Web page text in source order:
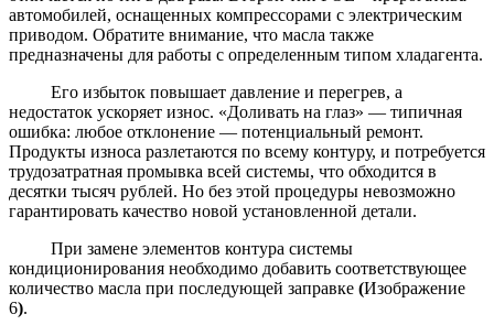
автомобилей, оснащенных компрессорами с электрическим
приводом. Обратите внимание, что масла также
предназначены для работы с определенным типом хладагента.
Его избыток повышает давление и перегрев, а
недостаток ускоряет износ. «Доливать на глаз» — типичная
ошибка: любое отклонение — потенциальный ремонт.
Продукты износа разлетаются по всему контуру, и потребуется
трудозатратная промывка всей системы, что обходится в
десятки тысяч рублей. Но без этой процедуры невозможно
гарантировать качество новой установленной детали.
При замене элементов контура системы
кондиционирования необходимо добавить соответствующее
количество масла при последующей заправке (Изображение
6).